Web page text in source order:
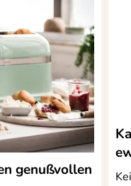
Lieferung, völlig
genußvollen